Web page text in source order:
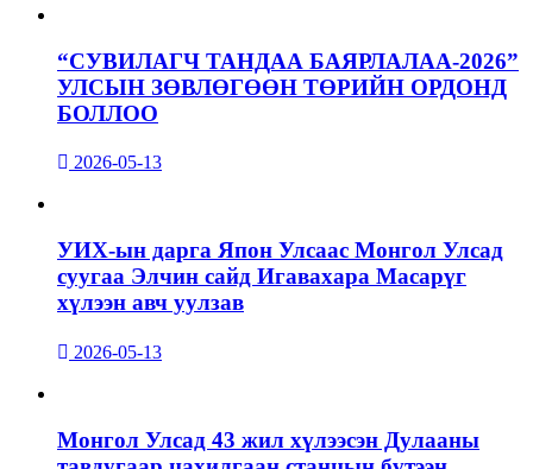
“СУВИЛАГЧ ТАНДАА БАЯРЛАЛАА-2026”
УЛСЫН ЗӨВЛӨГӨӨН ТӨРИЙН ОРДОНД
БОЛЛОО
2026-05-13
УИХ-ын дарга Япон Улсаас Монгол Улсад
суугаа Элчин сайд Игавахара Масарүг
хүлээн авч уулзав
2026-05-13
Монгол Улсад 43 жил хүлээсэн Дулааны